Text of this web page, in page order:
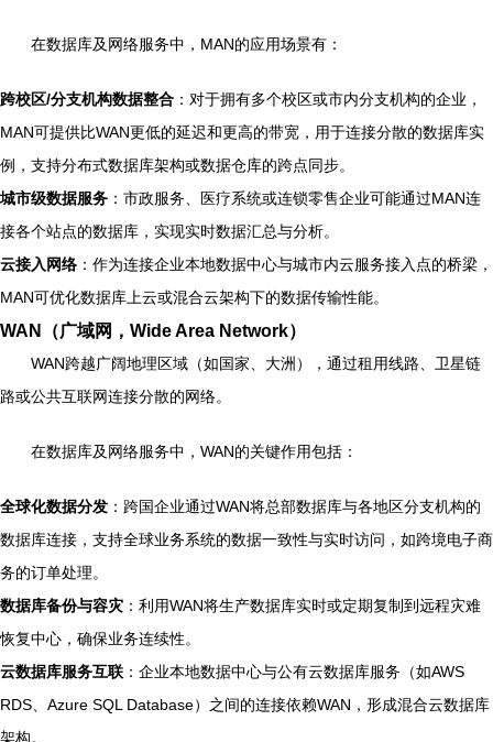
在数据库及网络服务中，MAN的应用场景有：
跨校区/分支机构数据整合 ：对于拥有多个校区或市内分支机构的企业，
MAN可提供比WAN更低的延迟和更高的带宽，用于连接分散的数据库实
例，支持分布式数据库架构或数据仓库的跨点同步。
城市级数据服务 ：市政服务、医疗系统或连锁零售企业可能通过MAN连
接各个站点的数据库，实现实时数据汇总与分析。
云接入网络 ：作为连接企业本地数据中心与城市内云服务接入点的桥梁，
MAN可优化数据库上云或混合云架构下的数据传输性能。
WAN（广域网，Wide Area Network）
WAN跨越广阔地理区域（如国家、大洲），通过租用线路、卫星链
路或公共互联网连接分散的网络。
在数据库及网络服务中，WAN的关键作用包括：
全球化数据分发 ：跨国企业通过WAN将总部数据库与各地区分支机构的
数据库连接，支持全球业务系统的数据一致性与实时访问，如跨境电子商
务的订单处理。
数据库备份与容灾 ：利用WAN将生产数据库实时或定期复制到远程灾难
恢复中心，确保业务连续性。
云数据库服务互联 ：企业本地数据中心与公有云数据库服务（如AWS
RDS、Azure SQL Database）之间的连接依赖WAN，形成混合云数据库
架构。